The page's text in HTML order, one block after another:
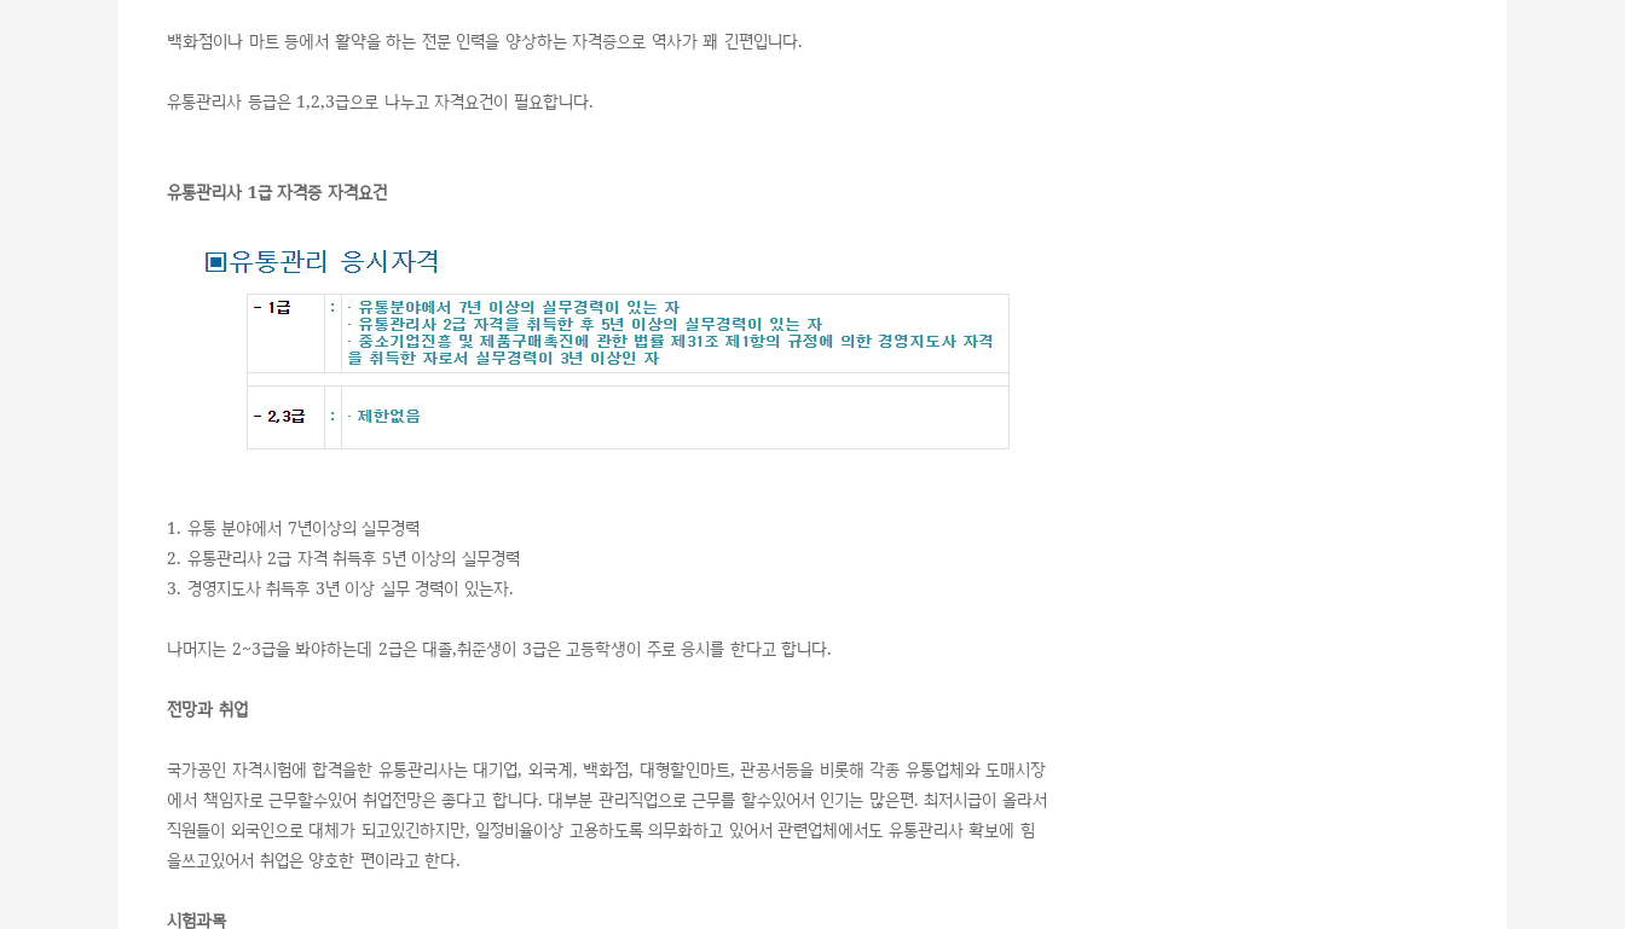
백화점이나 마트 등에서 활약을 하는 전문 인력을 양상하는 자격증으로 역사가 꽤 긴편입니다.
유통관리사 등급은 1,2,3급으로 나누고 자격요건이 필요합니다.
유통관리사 1급 자격증 자격요건
1. 유통 분야에서 7년이상의 실무경력
2. 유통관리사 2급 자격 취득후 5년 이상의 실무경력
3. 경영지도사 취득후 3년 이상 실무 경력이 있는자.
나머지는 2~3급을 봐야하는데 2급은 대졸,취준생이 3급은 고등학생이 주로 응시를 한다고 합니다.
전망과 취업
국가공인 자격시험에 합격을한 유통관리사는 대기업, 외국계, 백화점, 대형할인마트, 관공서등을 비롯해 각종 유통업체와 도매시장
에서 책임자로 근무할수있어 취업전망은 좋다고 합니다. 대부분 관리직업으로 근무를 할수있어서 인기는 많은편. 최저시급이 올라서
직원들이 외국인으로 대체가 되고있긴하지만, 일정비율이상 고용하도록 의무화하고 있어서 관련업체에서도 유통관리사 확보에 힘
을쓰고있어서 취업은 양호한 편이라고 한다.
시험과목